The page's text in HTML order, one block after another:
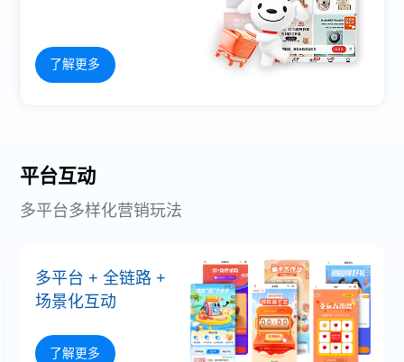
了解更多
平台互动
多平台多样化营销玩法
多平台 + 全链路 +
场景化互动
了解更多